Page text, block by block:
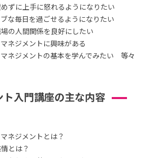
ずに上手に怒れるようになりたい
な毎日を過ごせるようになりたい
の人間関係を良好にしたい
ネジメントに興味がある
ネジメントの基本を学んでみたい 等々
入門講座の主な内容
ネジメントとは？
とは？